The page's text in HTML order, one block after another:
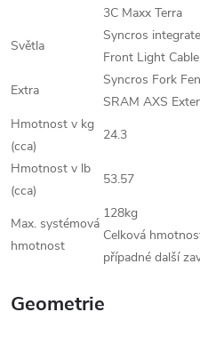
3C Maxx Terra
Světla
Syncros
Front Light
Extra
Syncros Fork
SRAM AXS
Hmotnost v kg
(cca)
24.3
Hmotnost v lb
(cca)
53.57
Max. systémová
hmotnost
128kg
Celková
případné další
Geometrie